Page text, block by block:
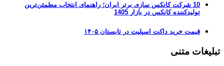
10 شرکت کانکس سازی برتر ایران؛ راهنمای انتخاب مطمئن‌ترین
تولیدکننده کانکس در بازار 1405
قیمت خرید داکت اسپلیت در تابستان ۱۴۰۵
تبلیغات متنی